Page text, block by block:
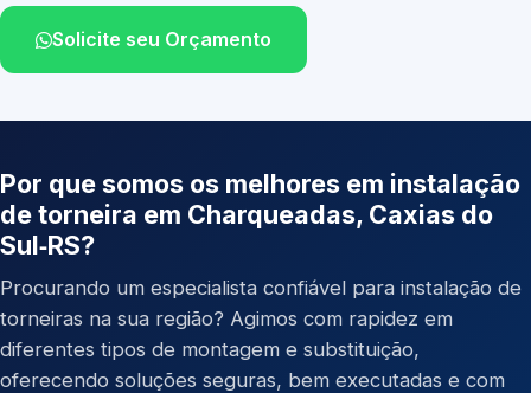
Solicite seu Orçamento
Por que somos os melhores em instalação
de torneira em Charqueadas, Caxias do
Sul‑RS?
Procurando um especialista confiável para instalação de
torneiras na sua região? Agimos com rapidez em
diferentes tipos de montagem e substituição,
oferecendo soluções seguras, bem executadas e com